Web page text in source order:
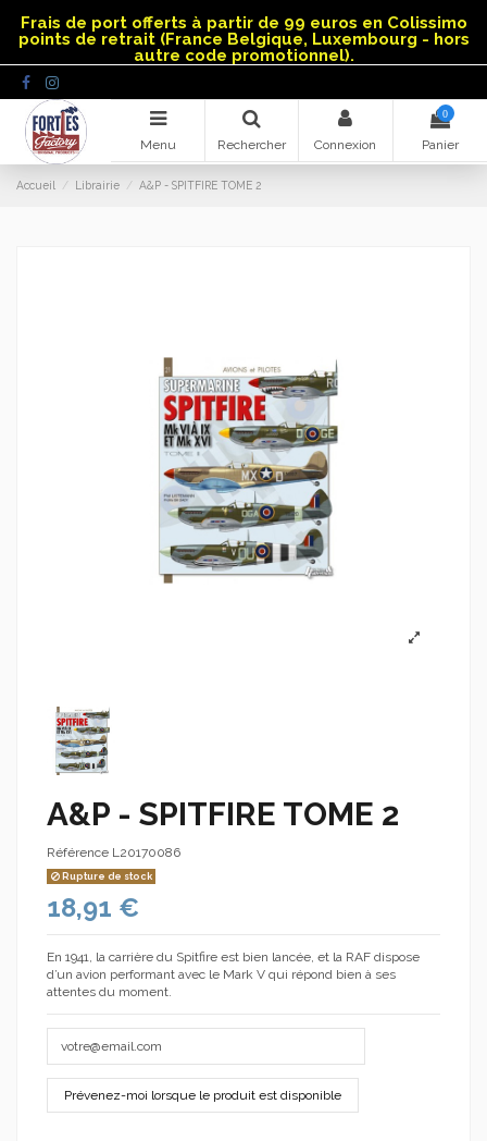
Frais de port offerts à partir de 99 euros en Colissimo
points de retrait (France Belgique, Luxembourg - hors
autre code promotionnel).
Menu Rechercher Connexion
0
Panier
Accueil Librairie A&P - SPITFIRE TOME 2
A&P - SPITFIRE TOME 2
Référence L20170086
Rupture de stock
18,91 €
En 1941, la carrière du Spitfire est bien lancée, et la RAF dispose
d’un avion performant avec le Mark V qui répond bien à ses
attentes du moment.